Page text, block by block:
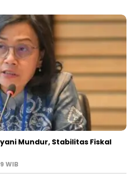
Mundur, Stabilitas Fiskal
WIB